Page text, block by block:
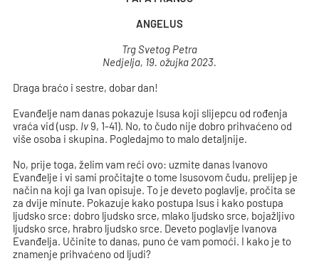
ANGELUS
Trg Svetog Petra
Nedjelja, 19. ožujka 2023.
Draga braćo i sestre, dobar dan!
Evanđelje nam danas pokazuje Isusa koji slijepcu od rođenja
vraća vid (usp. Iv9, 1-41). No, to čudo nije dobro prihvaćeno od
više osoba i skupina. Pogledajmo to malo detaljnije.
No, prije toga, želim vam reći ovo: uzmite danas Ivanovo
Evanđelje i vi sami pročitajte o tome Isusovom čudu, prelijep je
način na koji ga Ivan opisuje. To je deveto poglavlje, pročita se
za dvije minute. Pokazuje kako postupa Isus i kako postupa
ljudsko srce: dobro ljudsko srce, mlako ljudsko srce, bojažljivo
ljudsko srce, hrabro ljudsko srce. Deveto poglavlje Ivanova
Evanđelja. Učinite to danas, puno će vam pomoći. I kako je to
znamenje prihvaćeno od ljudi?